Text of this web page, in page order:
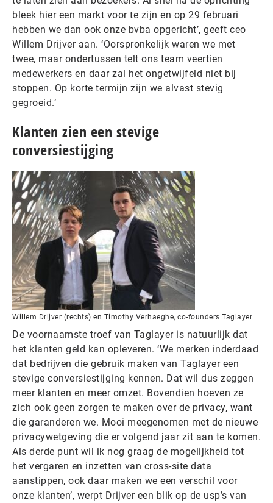
bleek hier een markt voor te zijn en op 29 februari
hebben we dan ook onze bvba opgericht’, geeft ceo
Willem Drijver aan. ‘Oorspronkelijk waren we met
twee, maar ondertussen telt ons team veertien
medewerkers en daar zal het ongetwijfeld niet bij
stoppen. Op korte termijn zijn we alvast stevig
gegroeid.’
Klanten zien een stevige
conversiestijging
Willem Drijver (rechts) en Timothy Verhaeghe, co-founders Taglayer
De voornaamste troef van Taglayer is natuurlijk dat
het klanten geld kan opleveren. ‘We merken inderdaad
dat bedrijven die gebruik maken van Taglayer een
stevige conversiestijging kennen. Dat wil dus zeggen
meer klanten en meer omzet. Bovendien hoeven ze
zich ook geen zorgen te maken over de privacy, want
die garanderen we. Mooi meegenomen met de nieuwe
privacywetgeving die er volgend jaar zit aan te komen.
Als derde punt wil ik nog graag de mogelijkheid tot
het vergaren en inzetten van cross-site data
aanstippen, ook daar maken we een verschil voor
onze klanten’, werpt Drijver een blik op de usp’s van